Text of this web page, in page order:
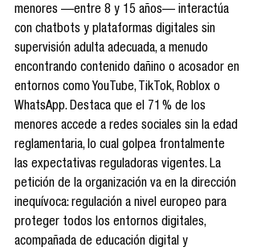
menores —entre 8 y 15 años— interactúa
con chatbots y plataformas digitales sin
supervisión adulta adecuada, a menudo
encontrando contenido dañino o acosador en
entornos como YouTube, TikTok, Roblox o
WhatsApp. Destaca que el 71 % de los
menores accede a redes sociales sin la edad
reglamentaria, lo cual golpea frontalmente
las expectativas reguladoras vigentes. La
petición de la organización va en la dirección
inequívoca: regulación a nivel europeo para
proteger todos los entornos digitales,
acompañada de educación digital y